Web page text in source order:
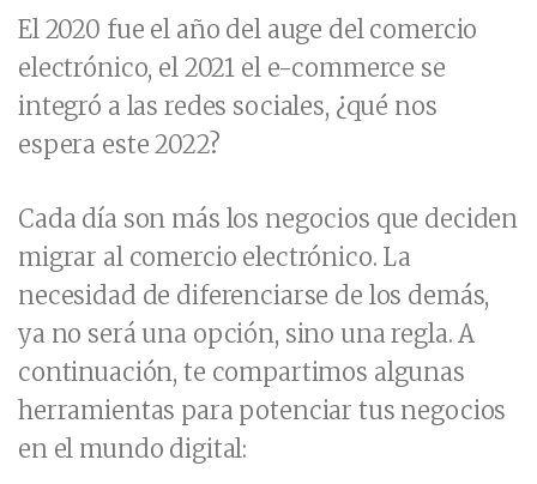
El 2020 fue el año del auge del comercio
electrónico, el 2021 el e-commerce se
integró a las redes sociales, ¿qué nos
espera este 2022?
Cada día son más los negocios que deciden
migrar al comercio electrónico. La
necesidad de diferenciarse de los demás,
ya no será una opción, sino una regla. A
continuación, te compartimos algunas
herramientas para potenciar tus negocios
en el mundo digital: